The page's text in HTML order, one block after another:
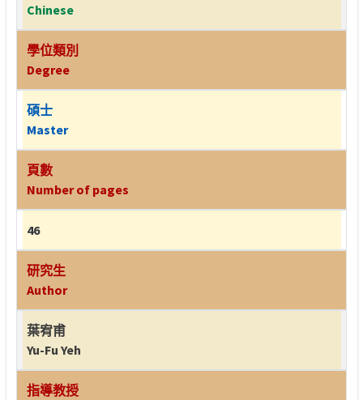
Chinese
學位類別
Degree
碩士
Master
頁數
Number of pages
46
研究生
Author
葉宥甫
Yu-Fu Yeh
指導教授